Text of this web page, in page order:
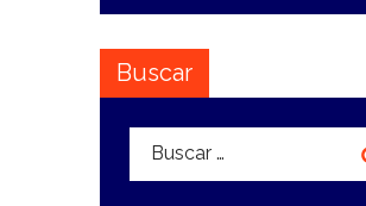
Buscar
Buscar: